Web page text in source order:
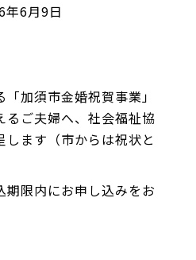
年6月9日
加須市金婚祝賀事業」
るご夫婦へ、社会福祉協
ます（市からは祝状と
期限内にお申し込みをお